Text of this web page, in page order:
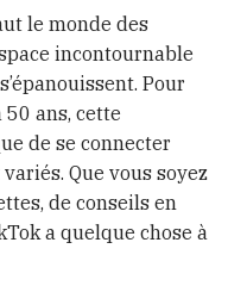
le monde des
incontournable
Pour
ans, cette
de se connecter
Que vous soyez
de conseils en
a quelque chose à